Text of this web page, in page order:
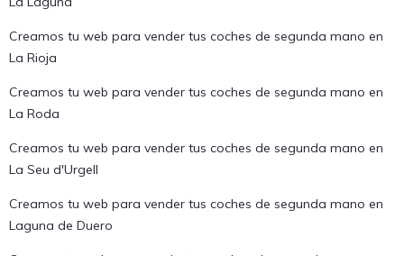
Creamos tu web para vender tus coches de segunda mano en
La Rioja
Creamos tu web para vender tus coches de segunda mano en
La Roda
Creamos tu web para vender tus coches de segunda mano en
La Seu d'Urgell
Creamos tu web para vender tus coches de segunda mano en
Laguna de Duero